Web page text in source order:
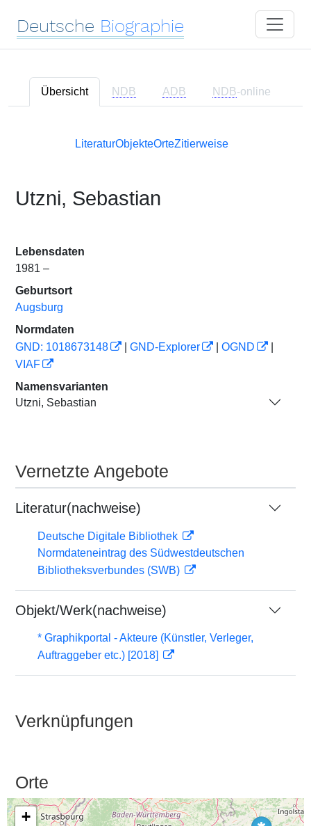
Deutsche Biographie
Übersicht NDB ADB NDB-online
LiteraturObjekteOrteZitierweise
Utzni, Sebastian
Lebensdaten
1981 –
Geburtsort
Augsburg
Normdaten
GND: 1018673148
GND-Explorer OGND
VIAF
Namensvarianten
Utzni, Sebastian
Vernetzte Angebote
Literatur(nachweise)
Deutsche Digitale Bibliothek
Normdateneintrag des Südwestdeutschen
Bibliotheksverbundes (SWB)
Objekt/Werk(nachweise)
* Graphikportal - Akteure (Künstler, Verleger,
Auftraggeber etc.) [2018]
Verknüpfungen
Orte
+